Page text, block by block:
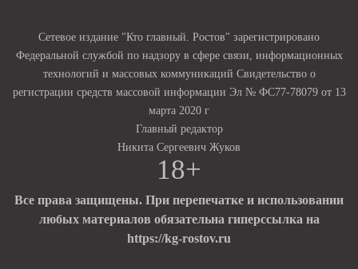
Сетевое издание "Кто главный. Ростов" зарегистрировано
Федеральной службой по надзору в сфере связи, информационных
технологий и массовых коммуникаций Свидетельство о
регистрации средств массовой информации Эл № ФС77-78079 от 13
марта 2020 г
Главный редактор
Никита Сергеевич Жуков
18+
Все права защищены. При перепечатке и использовании
любых материалов обязательна гиперссылка на
https://kg-rostov.ru